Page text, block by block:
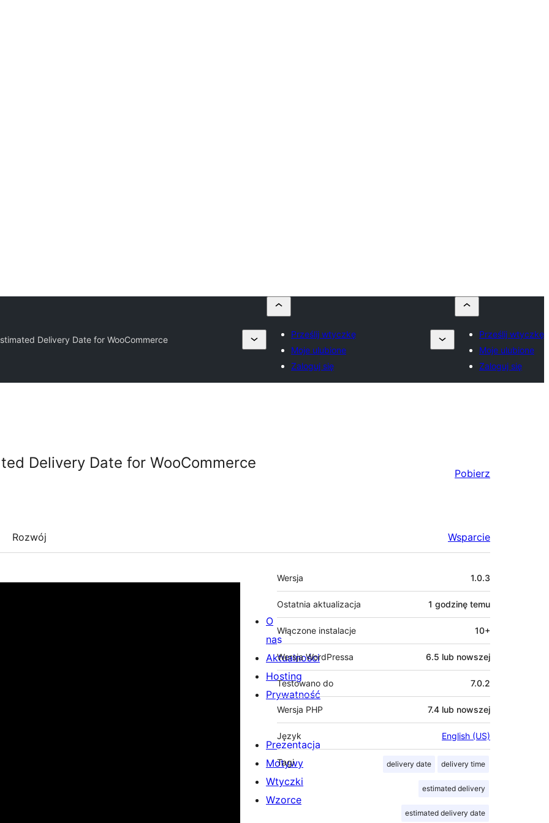
Delivery Date for WooCommerce
Prześlij wtyczkę
Moje ulubione
Zaloguj się
Prześlij wtyczkę
Moje ulubione
Zaloguj się
Delivery Date for WooCommerce
Pobierz
Rozwój Wsparcie
Meta
Wersja 1.0.3
Ostatnia aktualizacja 1 godzinę temu
Włączone instalacje 10+
Wersja WordPressa 6.5 lub nowszej
Testowano do 7.0.2
Wersja PHP 7.4 lub nowszej
Język English (US)
Tagi delivery date delivery time
estimated delivery
estimated delivery date
O
nas
Aktualności
Hosting
Prywatność
Prezentacja
Motywy
Wtyczki
Wzorce